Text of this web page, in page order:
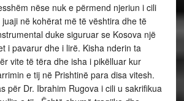
nëse nuk e përmend njeriun i cili
në kohërat më të vështira dhe të
duke siguruar se Kosova një
i pavarur dhe i lirë. Kisha nderin ta
vite të tëra dhe isha i pikëlluar kur
e tij në Prishtinë para disa vitesh.
për Dr. Ibrahim Rugova i cili u sakrifikua